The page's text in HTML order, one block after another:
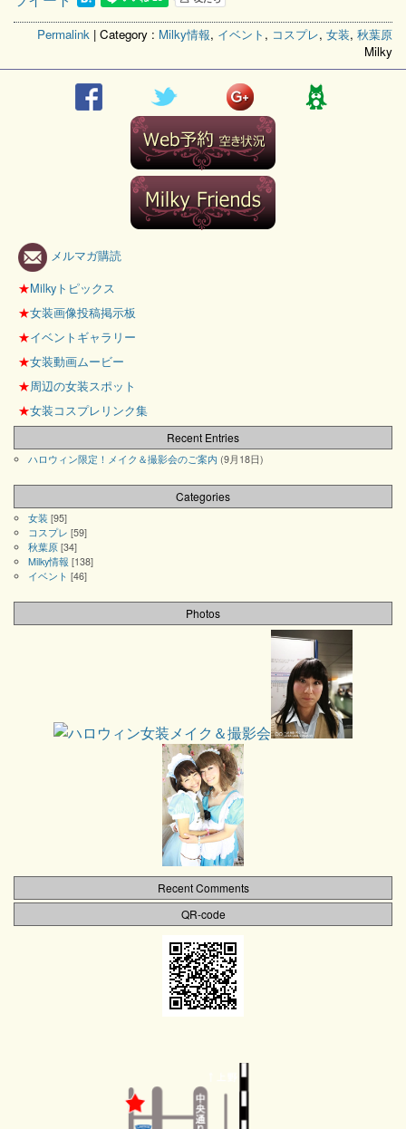
Permalink | Category : Milky情報, イベント , コスプレ, 女装, 秋葉原
Milky
メルマガ購読
★Milkyトピックス
★女装画像投稿掲示板
★イベントギャラリー
★女装動画ムービー
★周辺の女装スポット
★女装コスプレリンク集
Recent Entries
ハロウィン限定！メイク＆撮影会のご案内 (9月18日)
Categories
女装 [95]
コスプレ [59]
秋葉原 [34]
Milky情報 [138]
イベント [46]
Photos
Recent Comments
QR-code